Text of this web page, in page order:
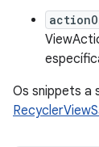
Os snippets a